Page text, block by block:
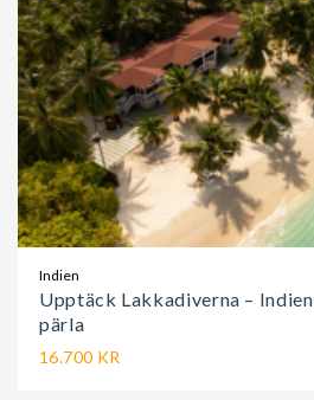
Indien
Upptäck Lakkadiverna –
pärla
16.700 KR